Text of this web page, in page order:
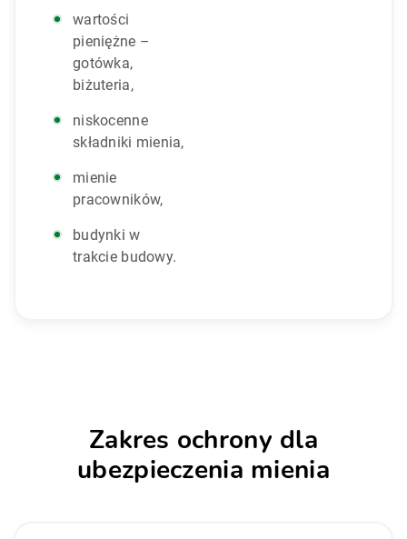
wartości
pieniężne –
gotówka,
biżuteria,
niskocenne
składniki mienia,
mienie
pracowników,
budynki w
trakcie budowy.
Zakres ochrony dla
ubezpieczenia mienia